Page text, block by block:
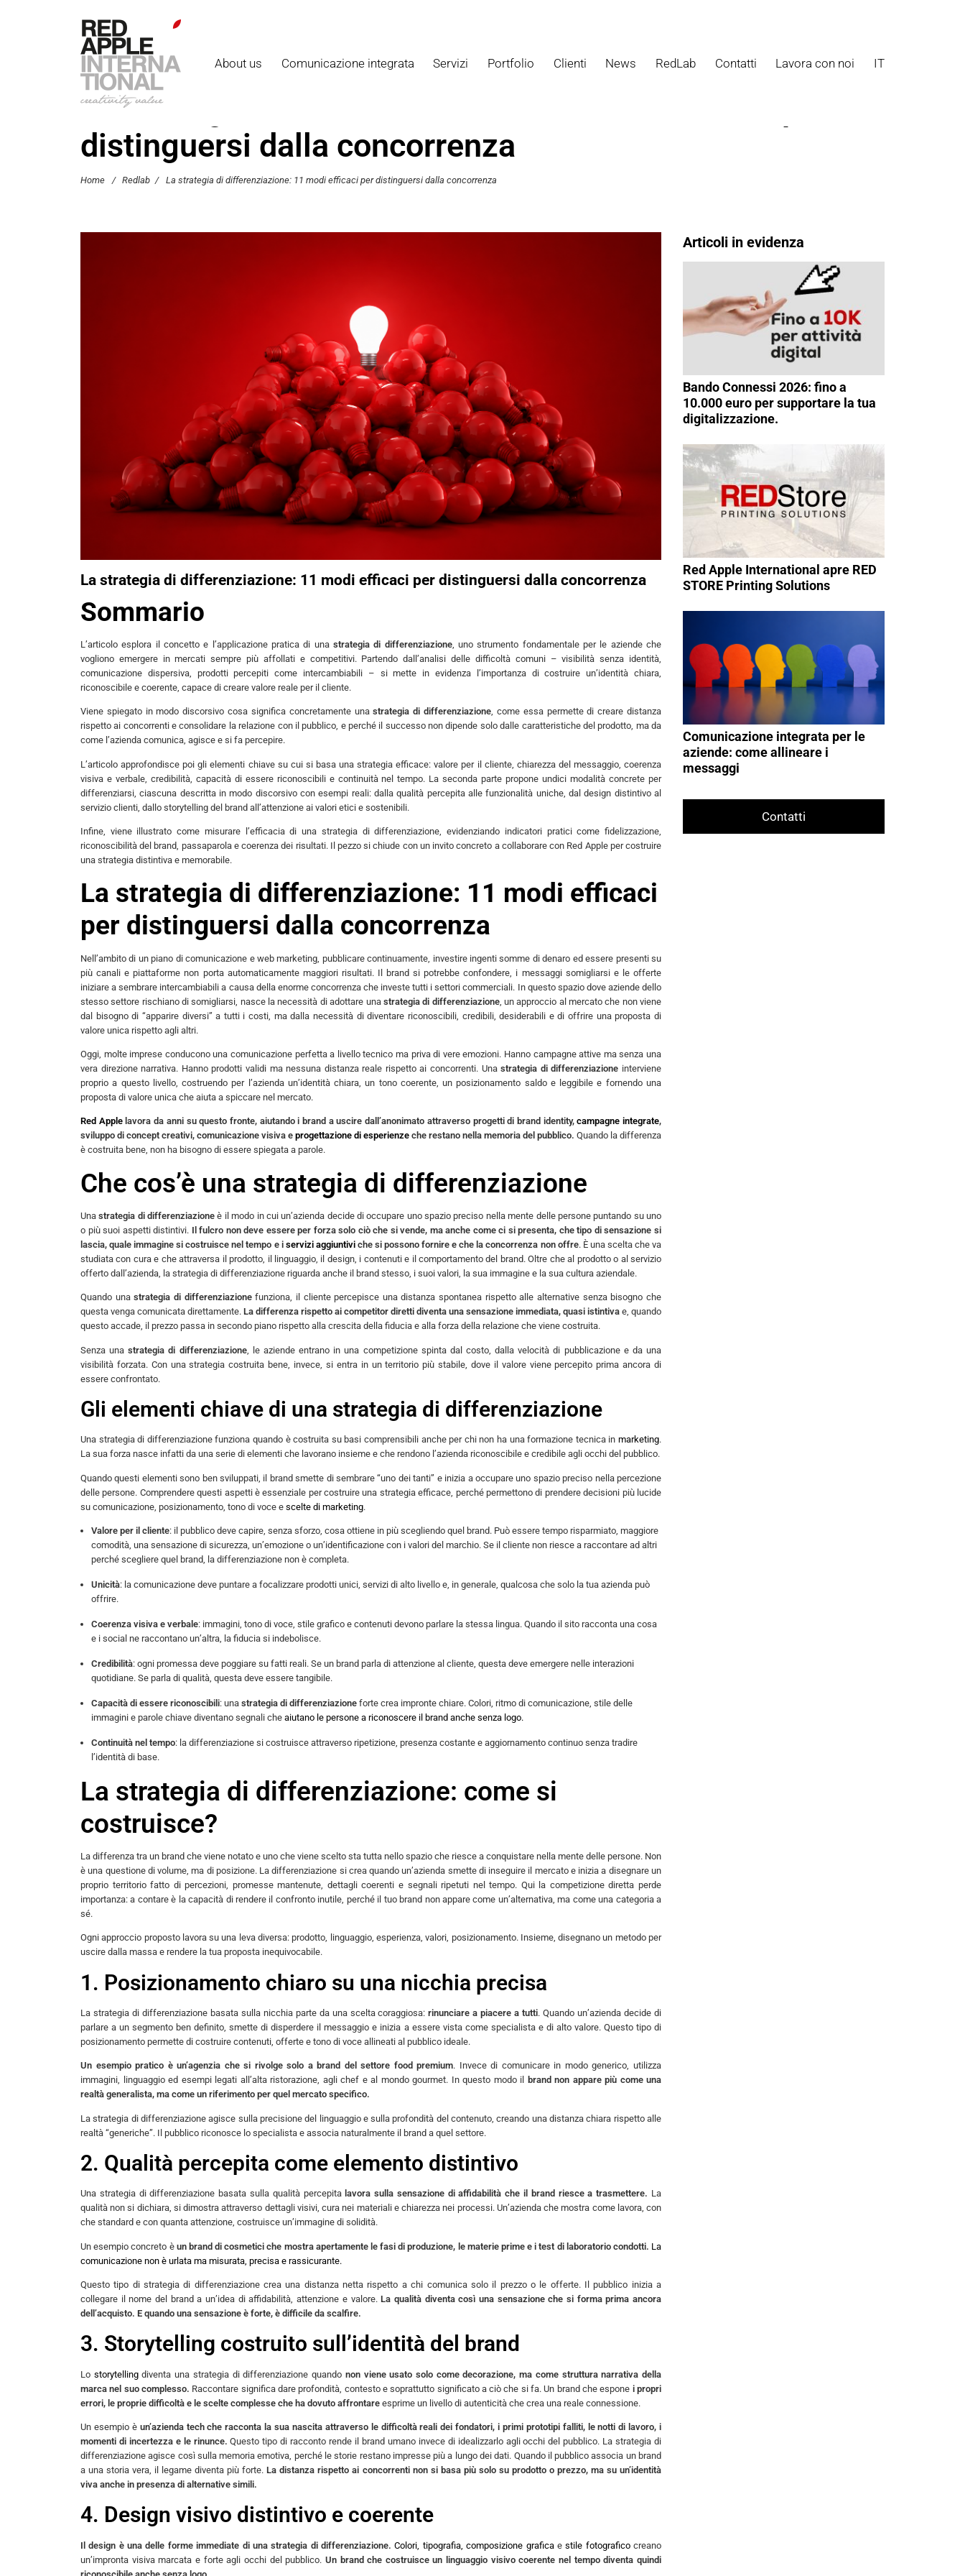
About us Comunicazione integrata Servizi Portfolio Clienti News RedLab Contatti Lavora con noi IT
La strategia di differenziazione: 11 modi efficaci per
distinguersi dalla concorrenza
Home / Redlab / La strategia di differenziazione: 11 modi efficaci per distinguersi dalla concorrenza
La strategia di differenziazione: 11 modi efficaci per distinguersi dalla concorrenza
Sommario
L’articolo esplora il concetto e l’applicazione pratica di una strategia di differenziazione, uno strumento fondamentale per le aziende che
vogliono emergere in mercati sempre più affollati e competitivi. Partendo dall’analisi delle difficoltà comuni – visibilità senza identità,
comunicazione dispersiva, prodotti percepiti come intercambiabili – si mette in evidenza l’importanza di costruire un’identità chiara,
riconoscibile e coerente, capace di creare valore reale per il cliente.
Viene spiegato in modo discorsivo cosa significa concretamente unastrategia di differenziazione, come essa permette di creare distanza
rispetto ai concorrenti e consolidare la relazione con il pubblico, e perché il successo non dipende solo dalle caratteristiche del prodotto, ma da
come l’azienda comunica, agisce e si fa percepire.
L’articolo approfondisce poi gli elementi chiave su cui si basa una strategia efficace: valore per il cliente, chiarezza del messaggio, coerenza
visiva e verbale, credibilità, capacità di essere riconoscibili e continuità nel tempo. La seconda parte propone undici modalità concrete per
differenziarsi, ciascuna descritta in modo discorsivo con esempi reali: dalla qualità percepita alle funzionalità uniche, dal design distintivo al
servizio clienti, dallo storytelling del brand all’attenzione ai valori etici e sostenibili.
Infine, viene illustrato come misurare l’efficacia di una strategia di differenziazione, evidenziando indicatori pratici come fidelizzazione,
riconoscibilità del brand, passaparola e coerenza dei risultati. Il pezzo si chiude con un invito concreto a collaborare con Red Apple per costruire
una strategia distintiva e memorabile.
La strategia di differenziazione: 11 modi efficaci
per distinguersi dalla concorrenza
Nell’ambito di un piano di comunicazione e web marketing, pubblicare continuamente, investire ingenti somme di denaro ed essere presenti su
più canali e piattaforme non porta automaticamente maggiori risultati. Il brand si potrebbe confondere, i messaggi somigliarsi e le offerte
iniziare a sembrare intercambiabili a causa della enorme concorrenza che investe tutti i settori commerciali. In questo spazio dove aziende dello
stesso settore rischiano di somigliarsi, nasce la necessità di adottare una strategia di differenziazione, un approccio al mercato che non viene
dal bisogno di “apparire diversi” a tutti i costi, ma dalla necessità di diventare riconoscibili, credibili, desiderabili e di offrire una proposta di
valore unica rispetto agli altri.
Oggi, molte imprese conducono una comunicazione perfetta a livello tecnico ma priva di vere emozioni. Hanno campagne attive ma senza una
vera direzione narrativa. Hanno prodotti validi ma nessuna distanza reale rispetto ai concorrenti. Unastrategia di differenziazione interviene
proprio a questo livello, costruendo per l’azienda un’identità chiara, un tono coerente, un posizionamento saldo e leggibile e fornendo una
proposta di valore unica che aiuta a spiccare nel mercato.
Red Applelavora da anni su questo fronte, aiutando i brand a uscire dall’anonimato attraverso progetti di brand identity,campagne integrate,
sviluppo di concept creativi, comunicazione visiva e progettazione di esperienze che restano nella memoria del pubblico. Quando la differenza
è costruita bene, non ha bisogno di essere spiegata a parole.
Che cos’è una strategia di differenziazione
Unastrategia di differenziazione è il modo in cui un’azienda decide di occupare uno spazio preciso nella mente delle persone puntando su uno
o più suoi aspetti distintivi. Il fulcro non deve essere per forza solo ciò che si vende, ma anche come ci si presenta, che tipo di sensazione si
lascia, quale immagine si costruisce nel tempo e i servizi aggiuntiviche si possono fornire e che la concorrenza non offre. È una scelta che va
studiata con cura e che attraversa il prodotto, il linguaggio, il design, i contenuti e il comportamento del brand. Oltre che al prodotto o al servizio
offerto dall’azienda, la strategia di differenziazione riguarda anche il brand stesso, i suoi valori, la sua immagine e la sua cultura aziendale.
Quando unastrategia di differenziazionefunziona, il cliente percepisce una distanza spontanea rispetto alle alternative senza bisogno che
questa venga comunicata direttamente. La differenza rispetto ai competitor diretti diventa una sensazione immediata, quasi istintiva e, quando
questo accade, il prezzo passa in secondo piano rispetto alla crescita della fiducia e alla forza della relazione che viene costruita.
Senza unastrategia di differenziazione, le aziende entrano in una competizione spinta dal costo, dalla velocità di pubblicazione e da una
visibilità forzata. Con una strategia costruita bene, invece, si entra in un territorio più stabile, dove il valore viene percepito prima ancora di
essere confrontato.
Gli elementi chiave di una strategia di differenziazione
Una strategia di differenziazione funziona quando è costruita su basi comprensibili anche per chi non ha una formazione tecnica in marketing.
La sua forza nasce infatti da una serie di elementi che lavorano insieme e che rendono l’azienda riconoscibile e credibile agli occhi del pubblico.
Quando questi elementi sono ben sviluppati, il brand smette di sembrare “uno dei tanti” e inizia a occupare uno spazio preciso nella percezione
delle persone. Comprendere questi aspetti è essenziale per costruire una strategia efficace, perché permettono di prendere decisioni più lucide
su comunicazione, posizionamento, tono di voce e scelte di marketing.
Valore per il cliente: il pubblico deve capire, senza sforzo, cosa ottiene in più scegliendo quel brand. Può essere tempo risparmiato, maggiore
comodità, una sensazione di sicurezza, un’emozione o un’identificazione con i valori del marchio. Se il cliente non riesce a raccontare ad altri
perché scegliere quel brand, la differenziazione non è completa.
Unicità: la comunicazione deve puntare a focalizzare prodotti unici, servizi di alto livello e, in generale, qualcosa che solo la tua azienda può
offrire.
Coerenza visiva e verbale: immagini, tono di voce, stile grafico e contenuti devono parlare la stessa lingua. Quando il sito racconta una cosa
e i social ne raccontano un’altra, la fiducia si indebolisce.
Credibilità: ogni promessa deve poggiare su fatti reali. Se un brand parla di attenzione al cliente, questa deve emergere nelle interazioni
quotidiane. Se parla di qualità, questa deve essere tangibile.
Capacità di essere riconoscibili: una strategia di differenziazione forte crea impronte chiare. Colori, ritmo di comunicazione, stile delle
immagini e parole chiave diventano segnali che aiutano le persone a riconoscere il brand anche senza logo.
Continuità nel tempo: la differenziazione si costruisce attraverso ripetizione, presenza costante e aggiornamento continuo senza tradire
l’identità di base.
La strategia di differenziazione: come si
costruisce?
La differenza tra un brand che viene notato e uno che viene scelto sta tutta nello spazio che riesce a conquistare nella mente delle persone. Non
è una questione di volume, ma di posizione. La differenziazione si crea quando un’azienda smette di inseguire il mercato e inizia a disegnare un
proprio territorio fatto di percezioni, promesse mantenute, dettagli coerenti e segnali ripetuti nel tempo. Qui la competizione diretta perde
importanza: a contare è la capacità di rendere il confronto inutile, perché il tuo brand non appare come un’alternativa, ma come una categoria a
sé.
Ogni approccio proposto lavora su una leva diversa: prodotto, linguaggio, esperienza, valori, posizionamento. Insieme, disegnano un metodo per
uscire dalla massa e rendere la tua proposta inequivocabile.
1. Posizionamento chiaro su una nicchia precisa
La strategia di differenziazione basata sulla nicchia parte da una scelta coraggiosa: rinunciare a piacere a tutti. Quando un’azienda decide di
parlare a un segmento ben definito, smette di disperdere il messaggio e inizia a essere vista come specialista e di alto valore. Questo tipo di
posizionamento permette di costruire contenuti, offerte e tono di voce allineati al pubblico ideale.
Un esempio pratico è un’agenzia che si rivolge solo a brand del settore food premium. Invece di comunicare in modo generico, utilizza
immagini, linguaggio ed esempi legati all’alta ristorazione, agli chef e al mondo gourmet. In questo modo il
brand non appare più come una
realtà generalista, ma come un riferimento per quel mercato specifico.
La strategia di differenziazione agisce sulla precisione del linguaggio e sulla profondità del contenuto, creando una distanza chiara rispetto alle
realtà “generiche”. Il pubblico riconosce lo specialista e associa naturalmente il brand a quel settore.
2. Qualità percepita come elemento distintivo
Una strategia di differenziazione basata sulla qualità percepita lavora sulla sensazione di affidabilità che il brand riesce a trasmettere. La
qualità non si dichiara, si dimostra attraverso dettagli visivi, cura nei materiali e chiarezza nei processi. Un’azienda che mostra come lavora, con
che standard e con quanta attenzione, costruisce un’immagine di solidità.
Un esempio concreto è un brand di cosmetici che mostra apertamente le fasi di produzione, le materie prime e i test di laboratorio condotti. La
comunicazione non è urlata ma misurata, precisa e rassicurante.
Questo tipo di strategia di differenziazione crea una distanza netta rispetto a chi comunica solo il prezzo o le offerte. Il pubblico inizia a
collegare il nome del brand a un’idea di affidabilità, attenzione e valore.La qualità diventa così una sensazione che si forma prima ancora
dell’acquisto. E quando una sensazione è forte, è difficile da scalfire.
3. Storytelling costruito sull’identità del brand
Lo storytellingdiventa una strategia di differenziazione quando non viene usato solo come decorazione, ma come struttura narrativa della
marca nel suo complesso. Raccontare significa dare profondità, contesto e soprattutto significato a ciò che si fa. Un brand che espone i propri
errori, le proprie difficoltà e le scelte complesse che ha dovuto affrontare esprime un livello di autenticità che crea una reale connessione.
Un esempio è un’azienda tech che racconta la sua nascita attraverso le difficoltà reali dei fondatori, i primi prototipi falliti, le notti di lavoro, i
momenti di incertezza e le rinunce. Questo tipo di racconto rende il brand umano invece di idealizzarlo agli occhi del pubblico. La strategia di
differenziazione agisce così sulla memoria emotiva, perché le storie restano impresse più a lungo dei dati. Quando il pubblico associa un brand
a una storia vera, il legame diventa più forte.La distanza rispetto ai concorrenti non si basa più solo su prodotto o prezzo, ma su un’identità
viva anche in presenza di alternative simili.
4. Design visivo distintivo e coerente
Il design è una delle forme immediate di una strategia di differenziazione. Colori, tipografia, composizione graficaestile fotograficocreano
un’impronta visiva marcata e forte agli occhi del pubblico. Un brand che costruisce un linguaggio visivo coerente nel tempo diventa quindi
Articoli in evidenza
Bando Connessi 2026: fino a
10.000 euro per supportare la tua
digitalizzazione.
Red Apple International apre RED
STORE Printing Solutions
Comunicazione integrata per le
aziende: come allineare i
messaggi
Contatti